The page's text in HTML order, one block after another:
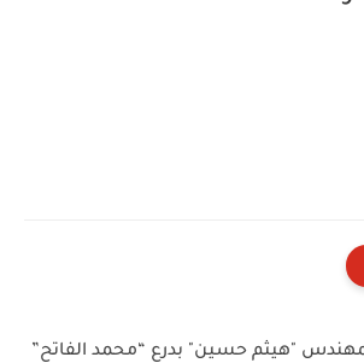
"هيثم حسين" بدرع “محمد الفاتح”